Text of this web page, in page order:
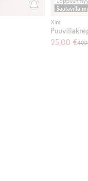
Saatavilla
Xlnt
25,00 €